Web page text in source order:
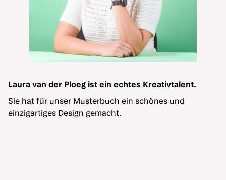
Laura van der Ploeg ist ein echtes Kreativtalent.
Sie hat für unser Musterbuch ein schönes und
einzigartiges Design gemacht.